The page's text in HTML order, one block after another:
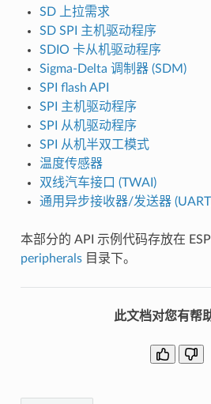
SD 上拉需求
SD SPI 主机驱动程序
SDIO 卡从机驱动程序
Sigma-Delta 调制器 (SDM)
SPI flash API
SPI 主机驱动程序
SPI 从机驱动程序
SPI 从机半双工模式
温度传感器
双线汽车接口 (TWAI)
通用异步接收器/发送器
本部分的 API 示例代码存放在
peripherals目录下。
此文档对您有帮